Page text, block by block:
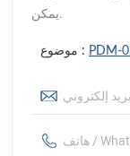
يمكن.
موضوع :